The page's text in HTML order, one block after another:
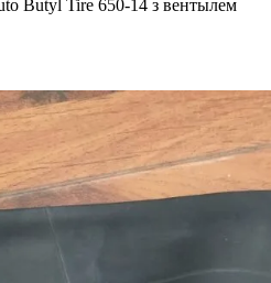
Butyl Tire 650-14 з вентылем